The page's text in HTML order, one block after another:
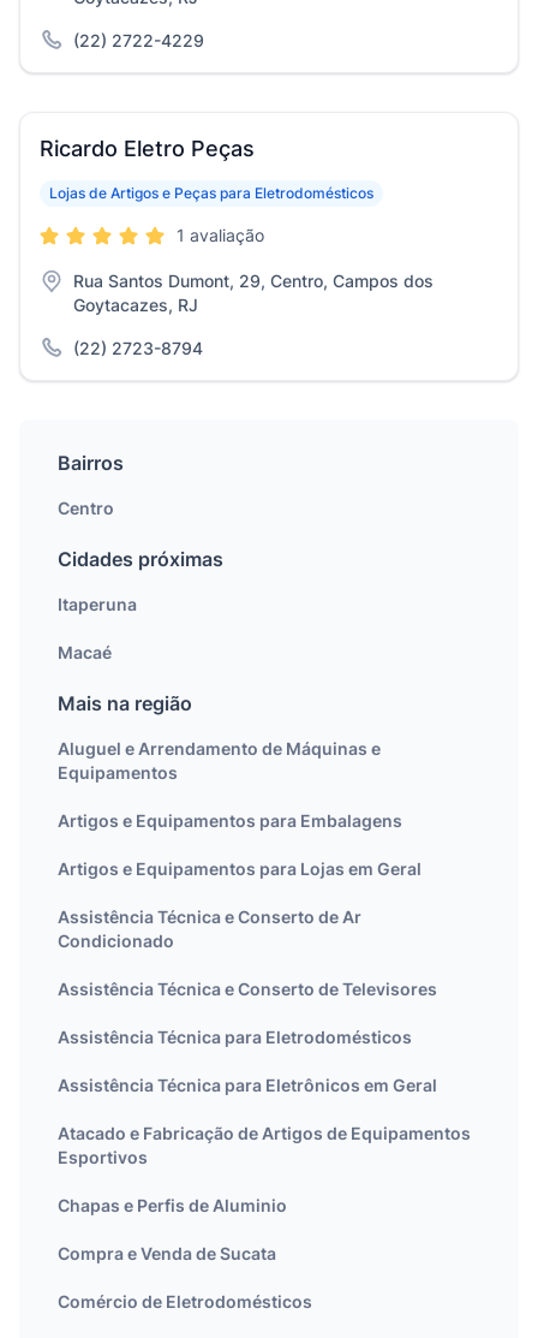
(22) 2722-4229
Ricardo Eletro Peças
Lojas de Artigos e Peças para Eletrodomésticos
1 avaliação
Rua Santos Dumont, 29, Centro, Campos dos
Goytacazes, RJ
(22) 2723-8794
Bairros
Centro
Cidades próximas
Itaperuna
Macaé
Mais na região
Aluguel e Arrendamento de Máquinas e
Equipamentos
Artigos e Equipamentos para Embalagens
Artigos e Equipamentos para Lojas em Geral
Assistência Técnica e Conserto de Ar
Condicionado
Assistência Técnica e Conserto de Televisores
Assistência Técnica para Eletrodomésticos
Assistência Técnica para Eletrônicos em Geral
Atacado e Fabricação de Artigos de Equipamentos
Esportivos
Chapas e Perfis de Aluminio
Compra e Venda de Sucata
Comércio de Eletrodomésticos